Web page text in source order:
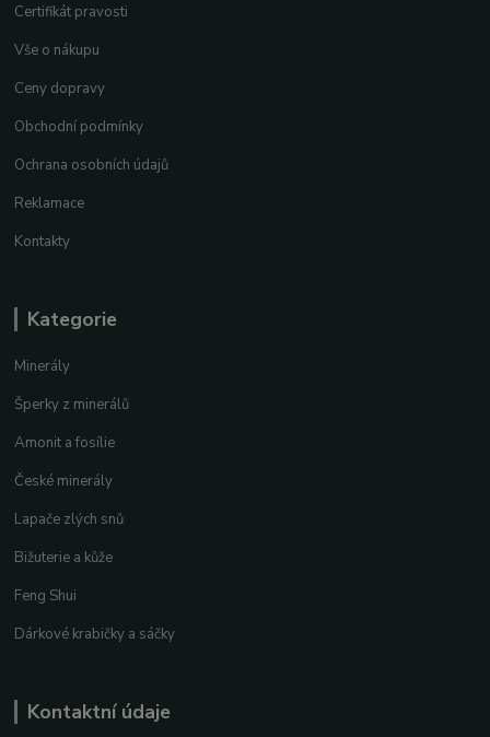
Certifikát pravosti
Vše o nákupu
Ceny dopravy
Obchodní podmínky
Ochrana osobních údajů
Reklamace
Kontakty
Kategorie
Minerály
Šperky z minerálů
Amonit a fosílie
České minerály
Lapače zlých snů
Bižuterie a kůže
Feng Shui
Dárkové krabičky a sáčky
Kontaktní údaje